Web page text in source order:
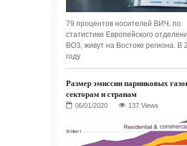
79 процентов носителей ВИЧ, по
статистике Европейского
ВОЗ, живут на Востоке региона. В
году
Размер эмиссии парниковых
секторам и странам
137 Views